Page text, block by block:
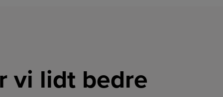
vi lidt bedre